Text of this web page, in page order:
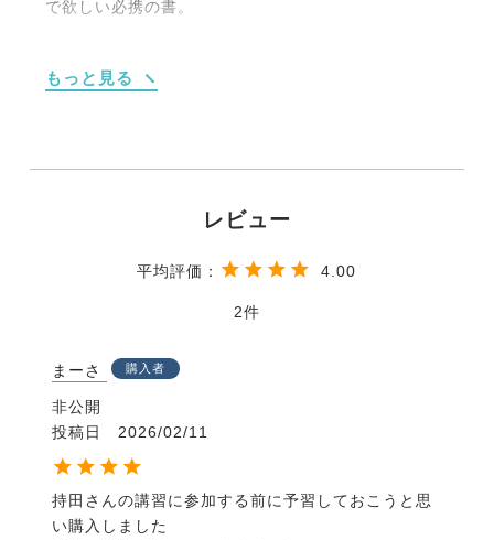
で欲しい必携の書。
第４章：丸馬場での関わり方（ラウンドペンワーク）
・サイズ B5判
・ページ数 94ページ オールカラー
・販売・発行 株式会社エクイネット
もっと見る
4.00
2
まーさ 購入者
非公開
投稿日
2026/02/11
持田さんの講習に参加する前に予習しておこうと思
い購入しました